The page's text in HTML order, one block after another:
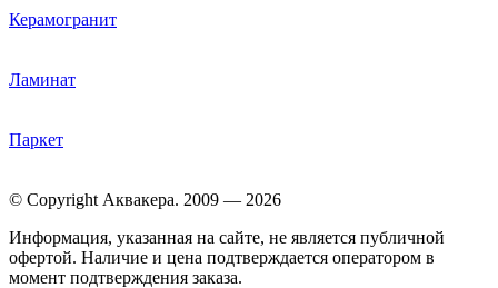
Керамогранит
Ламинат
Паркет
© Copyright Аквакера. 2009 — 2026
Информация, указанная на сайте, не является публичной
офертой. Наличие и цена подтверждается оператором в
момент подтверждения заказа.